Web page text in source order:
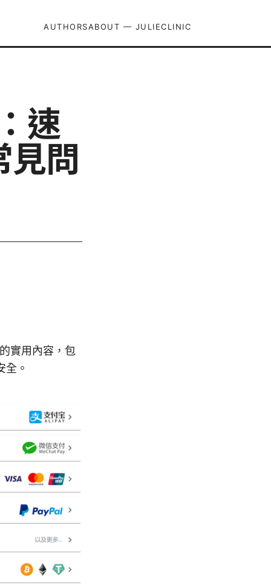
AUTHORSABOUT — JULIECLINIC
速
見問
實用內容，包
全。